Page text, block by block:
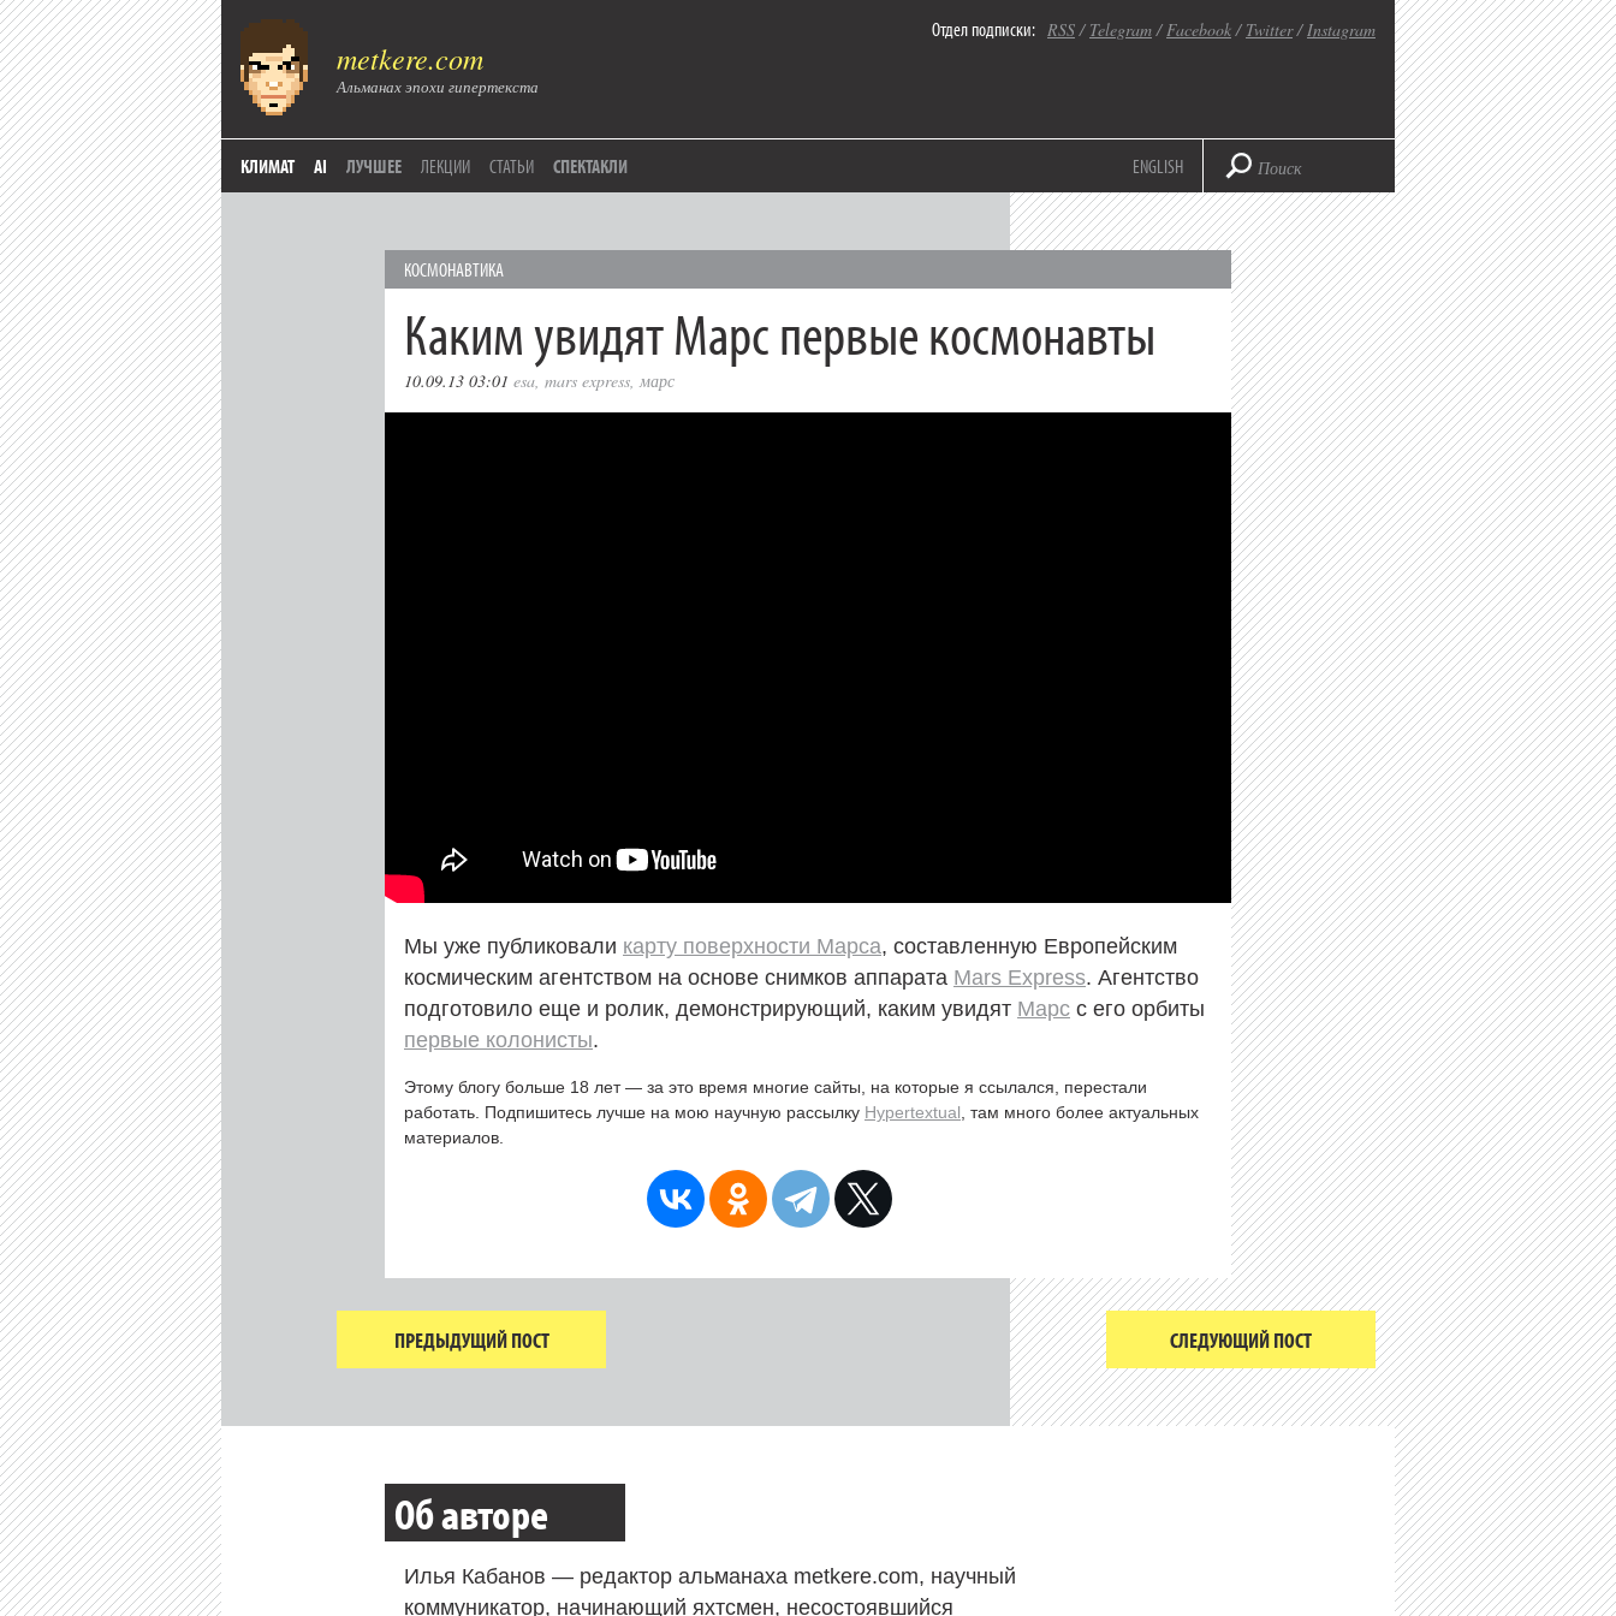
metkere.com
Альманах эпохи гипертекста
Отдел подписки: RSS/ Telegram/Facebook/ Twitter/Instagram
КЛИМАТ AI ЛУЧШЕЕ ЛЕКЦИИ СТАТЬИ СПЕКТАКЛИ ENGLISH
КОСМОНАВТИКА
Каким увидят Марс первые космонавты
10.09.13 03:01 esa, mars express,марс
Мы уже публиковали карту поверхности Марса, составленную Европейским
космическим агентством на основе снимков аппарата Mars Express. Агентство
подготовило еще и ролик, демонстрирующий, каким увидят Марс с его орбиты
первые колонисты.
Этому блогу больше 18 лет — за это время многие сайты, на которые я ссылался, перестали
работать. Подпишитесь лучше на мою научную рассылку Hypertextual , там много более актуальных
материалов.
ПРЕДЫДУЩИЙ ПОСТ СЛЕДУЮЩИЙ ПОСТ
Об авторе
Илья Кабанов — редактор альманаха metkere.com, научный
коммуникатор, начинающий яхтсмен, несостоявшийся